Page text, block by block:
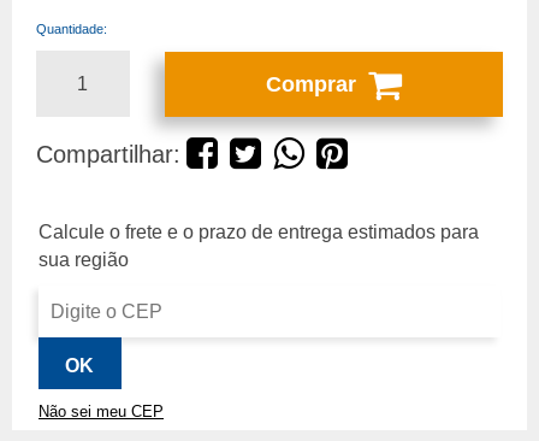
Quantidade:
Comprar
Compartilhar:
Não sei meu CEP